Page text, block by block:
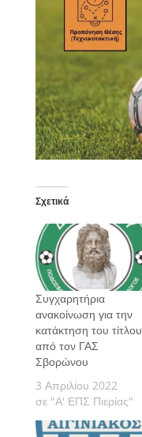
Σχετικά
Συγχαρητήρια
ανακοίνωση για την
κατάκτηση του τίτλου
από τον ΓΑΣ
Σβορώνου
3 Απριλίου 2022
σε "Α' ΕΠΣ Πιερίας"